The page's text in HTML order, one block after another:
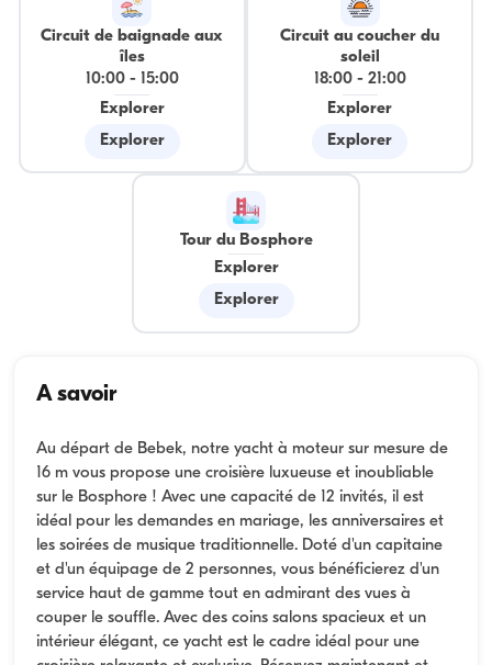
Circuit de baignade aux
îles
10:00-
15:00
Explorer
Explorer
Circuit au coucher du
soleil
18:00- 21:00
Explorer
Explorer
Tour du Bosphore
Explorer
Explorer
A savoir
Au départ de Bebek, notre yacht à moteur sur mesure de
16 m vous propose une croisière luxueuse et inoubliable
sur le Bosphore ! Avec une capacité de 12 invités, il est
idéal pour les demandes en mariage, les anniversaires et
les soirées de musique traditionnelle. Doté d'un capitaine
et d'un équipage de 2 personnes, vous bénéficierez d'un
service haut de gamme tout en admirant des vues à
couper le souffle. Avec des coins salons spacieux et un
intérieur élégant, ce yacht est le cadre idéal pour une